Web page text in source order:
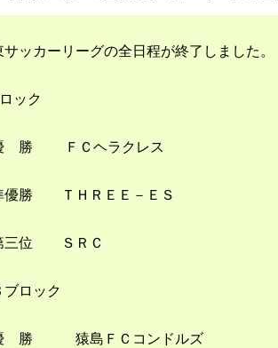
ッカーリーグの全日程が終了しました。
ック
Ｃヘラクレス
ＨＲＥＥ－ＥＳ
ＳＲＣ
ック
島ＦＣコンドルズ